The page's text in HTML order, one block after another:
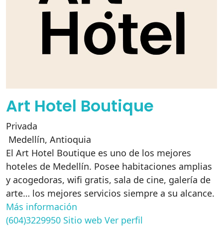
Art Hotel Boutique
Privada
Medellín, Antioquia
El Art Hotel Boutique es uno de los mejores
hoteles de Medellín. Posee habitaciones amplias
y acogedoras, wifi gratis, sala de cine, galería de
arte… los mejores servicios siempre a su alcance.
Más información
(604)3229950 Sitio web Ver perfil